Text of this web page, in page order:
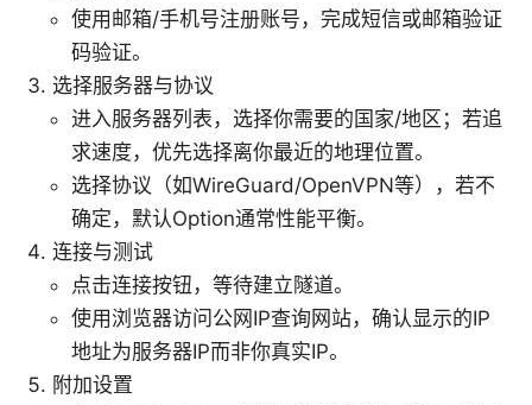
使用邮箱/手机号注册账号，完成短信或邮箱验证
码验证。
选择服务器与协议
进入服务器列表，选择你需要的国家/地区；若追
求速度，优先选择离你最近的地理位置。
选择协议（如WireGuard/OpenVPN等），若不
确定，默认Option通常性能平衡。
连接与测试
点击连接按钮，等待建立隧道。
使用浏览器访问公网IP查询网站，确认显示的IP
地址为服务器IP而非你真实IP。
附加设置